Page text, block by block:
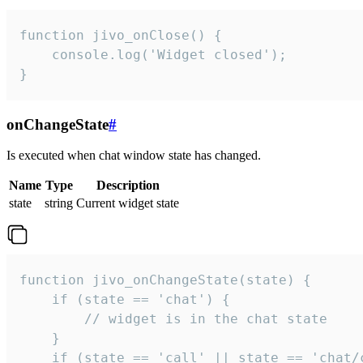
function jivo_onClose() {
    console.log('Widget closed');
}
onChangeState#
Is executed when chat window state has changed.
Name Type
Description
state
string Current widget state
function jivo_onChangeState(state) {
    if (state == 'chat') {
        // widget is in the chat state
    }
if (state == 'call' || state == 'chat/